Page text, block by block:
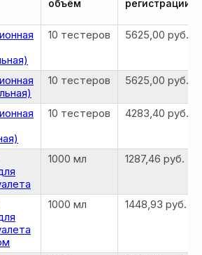
объём
регистрации
10 тестеров 5625,00 руб.
10 тестеров 5625,00 руб.
10 тестеров 4283,40 руб.
1000 мл 1287,46 руб.
1000 мл 1448,93 руб.